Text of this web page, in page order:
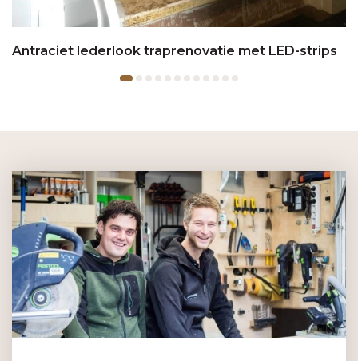
Antraciet lederlook traprenovatie met LED-strips